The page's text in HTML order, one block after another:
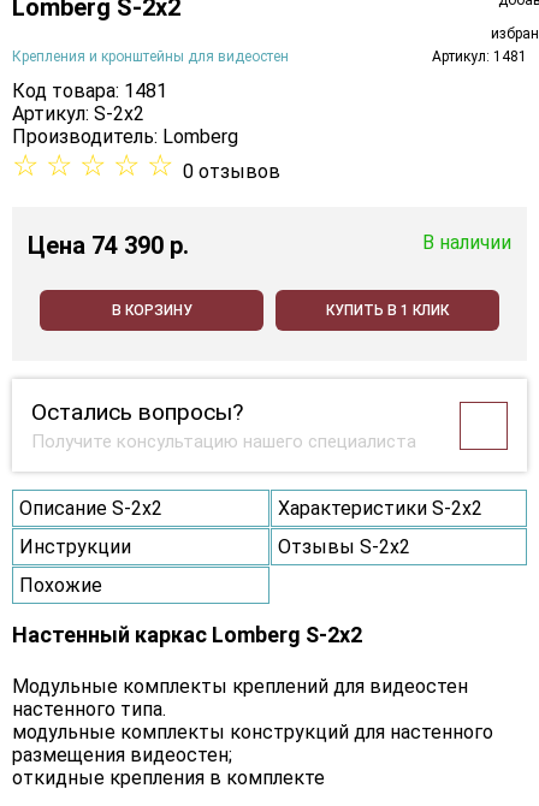
Lomberg S-2х2
Крепления и кронштейны для видеостен Артикул: 1481
Код товара: 1481
Артикул: S-2х2
Производитель: Lomberg
☆ ☆ ☆ ☆ ☆ 0 отзывов
Цена 74 390 p. В наличии
В КОРЗИНУ КУПИТЬ В 1 КЛИК
Остались вопросы?
Получите консультацию нашего специалиста
Описание S-2х2
Характеристики S-2х2
Инструкции
Отзывы S-2х2
Похожие
Настенный каркас Lomberg S-2х2
Модульные комплекты креплений для видеостен
настенного типа.
модульные комплекты конструкций для настенного
размещения видеостен;
откидные крепления в комплекте